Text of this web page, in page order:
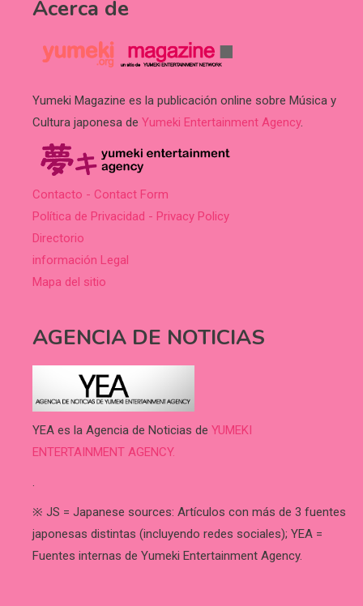
Acerca de
Yumeki Magazine es la publicación online sobre Música y
Cultura japonesa de Yumeki Entertainment Agency.
Contacto - Contact Form
Política de Privacidad - Privacy Policy
Directorio
información Legal
Mapa del sitio
AGENCIA DE NOTICIAS
YEA es la Agencia de Noticias de YUMEKI
ENTERTAINMENT AGENCY.
.
※ JS = Japanese sources: Artículos con más de 3 fuentes
japonesas distintas (incluyendo redes sociales); YEA =
Fuentes internas de Yumeki Entertainment Agency.